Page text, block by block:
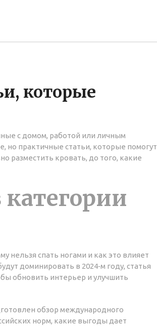
которые
с домом, работой или личным
но практичные статьи, которые помогут
разместить кровать, до того, какие
нельзя спать ногами и как это влияет
доминировать в 2024‑м году, статья
обновить интерьер и улучшить
обзор международного
норм, какие выгоды дает